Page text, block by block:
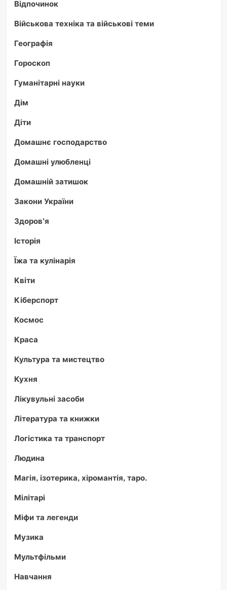
Відпочинок
Військова техніка та військові теми
Географія
Гороскоп
Гуманітарні науки
Дім
Діти
Домашнє господарство
Домашні улюбленці
Домашній затишок
Закони України
Здоров'я
Історія
Їжа та кулінарія
Квіти
Кіберспорт
Космос
Краса
Культура та мистецтво
Кухня
Лікувульні засоби
Література та книжки
Логістика та транспорт
Людина
Магія, ізотерика, хіромантія, таро.
Мілітарі
Міфи та легенди
Музика
Мультфільми
Навчання